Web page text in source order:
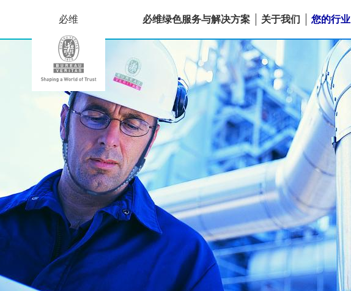
必维 必维绿色服务与解决方案 关于我们 您的行业